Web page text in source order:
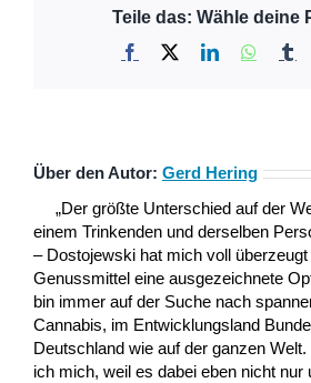
Teile das: Wähle deine
Facebook LinkedIn
Über den Autor: Gerd Hering
„Der größte Unterschied auf der
einem Trinkenden und derselben
– Dostojewski hat mich voll
Genussmittel eine ausgezeichnete
bin immer auf der Suche nach
Cannabis, im Entwicklungsland
Deutschland wie auf der ganzen
ich mich, weil es dabei eben nicht nur